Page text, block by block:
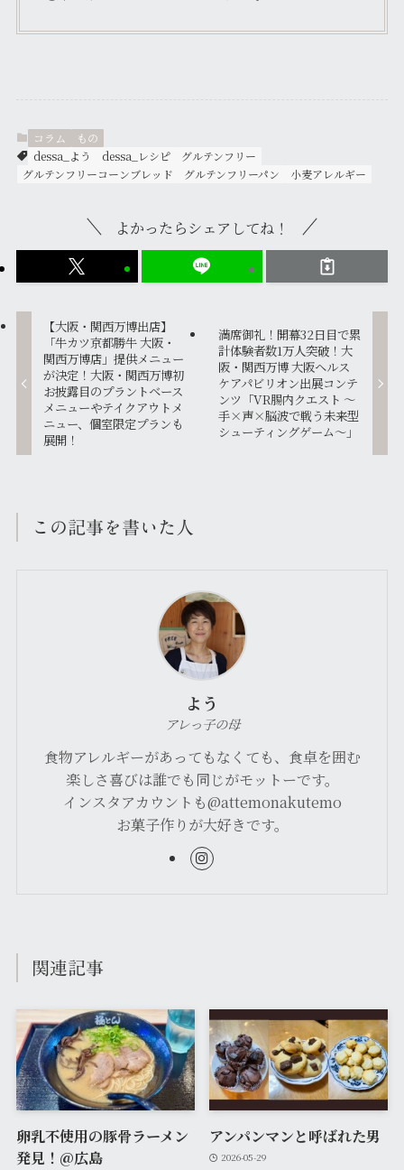
コラム
もの
dessa_よう
dessa_レシピ
グルテンフリー
グルテンフリーコーンブレッド
グルテンフリーパン 小麦アレルギー
よかったらシェアしてね！
【大阪・関西万博出店】
「牛カツ京都勝牛 大阪・
関西万博店」提供メニュー
が決定！大阪・関西万博初
お披露目のプラントベース
メニューやテイクアウトメ
ニュー、個室限定プランも
展開！
満席御礼！開幕32日目で累
計体験者数1万人突破！大
阪・関西万博 大阪ヘルス
ケアパビリオン出展コンテ
ンツ「VR腸内クエスト ～
手×声×脳波で戦う未来型
シューティングゲーム～」
この記事を書いた人
よう
アレっ子の母
食物アレルギーがあってもなくても、食卓を囲む
楽しさ喜びは誰でも同じがモットーです。
インスタアカウントも@attemonakutemo
お菓子作りが大好きです。
関連記事
卵乳不使用の豚骨ラーメン
発見！@広島
アンパンマンと呼ばれた男
2026-05-29